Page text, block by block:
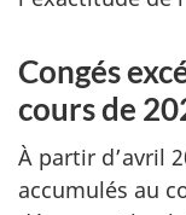
Congés
cours de
À partir d’avril
accumulés au